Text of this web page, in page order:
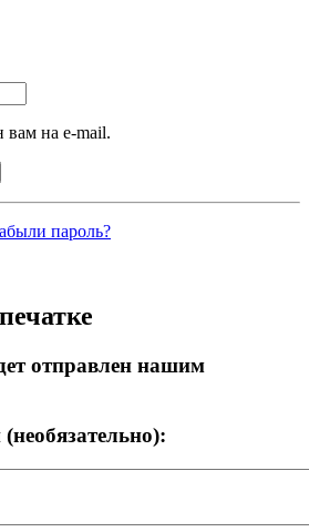
вам на e-mail.
пароль?
отправлен нашим